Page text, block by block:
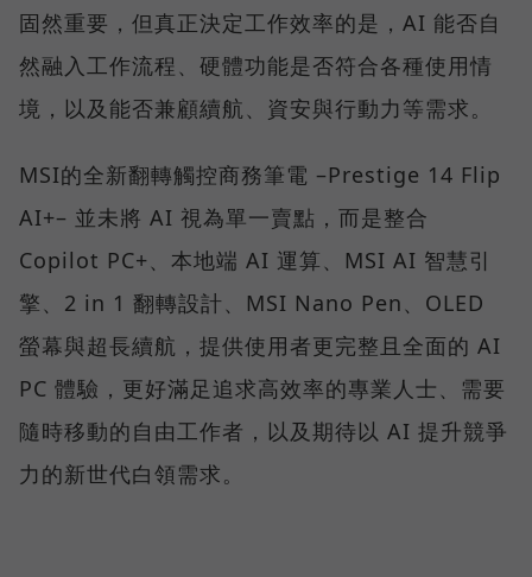
固然重要，但真正決定工作效率的是，AI 能否自
然融入工作流程、硬體功能是否符合各種使用情
境，以及能否兼顧續航、資安與行動力等需求。
MSI的全新翻轉觸控商務筆電 –Prestige 14 Flip
AI+– 並未將 AI 視為單一賣點，而是整合
Copilot PC+、本地端 AI 運算、MSI AI 智慧引
擎、2 in 1 翻轉設計、MSI Nano Pen、OLED
螢幕與超長續航，提供使用者更完整且全面的 AI
PC 體驗，更好滿足追求高效率的專業人士、需要
隨時移動的自由工作者，以及期待以 AI 提升競爭
力的新世代白領需求。